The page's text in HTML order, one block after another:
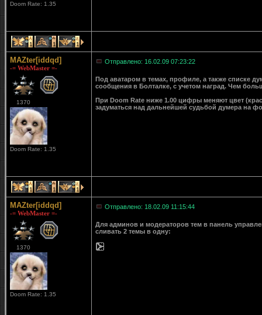
Doom Rate: 1.35
1 1 1
MAZter[iddqd]
-= WebMaster =-
1370
Doom Rate: 1.35
Отправлено: 16.02.09 07:23:22
Под аватаром в темах, профиле, а также списке
сообщения в Болталке, с учетом наград. Чем
При Doom Rate ниже 1.00 цифры меняют цвет
задуматься над дальнейшей судьбой думера на
1 1 1
MAZter[iddqd]
-= WebMaster =-
1370
Doom Rate: 1.35
Отправлено: 18.02.09 11:15:44
Для админов и модераторов тем в панель
сливать 2 темы в одну: